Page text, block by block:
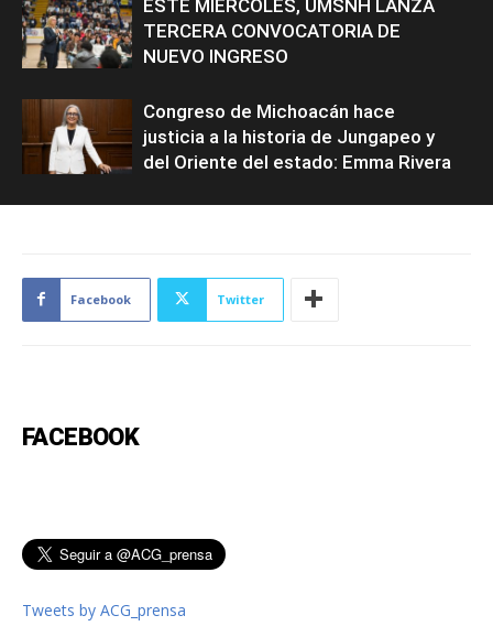
ESTE MIÉRCOLES, UMSNH LANZA
TERCERA CONVOCATORIA DE
NUEVO INGRESO
Congreso de Michoacán hace
justicia a la historia de Jungapeo y
del Oriente del estado: Emma Rivera
Facebook Twitter
FACEBOOK
Tweets by ACG_prensa